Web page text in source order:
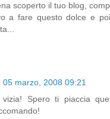
scoperto il tuo blog,
a fare questo dolce e
05 marzo, 2008 09:21
Spero ti piaccia